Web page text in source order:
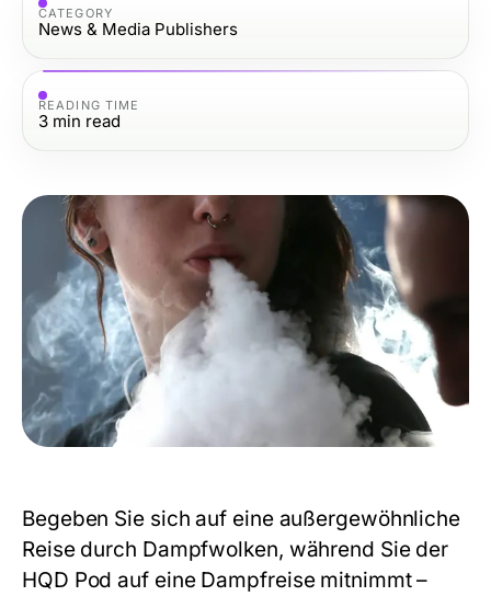
CATEGORY
News & Media Publishers
READING TIME
3 min read
Begeben Sie sich auf eine außergewöhnliche
Reise durch Dampfwolken, während Sie der
HQD Pod auf eine Dampfreise mitnimmt –